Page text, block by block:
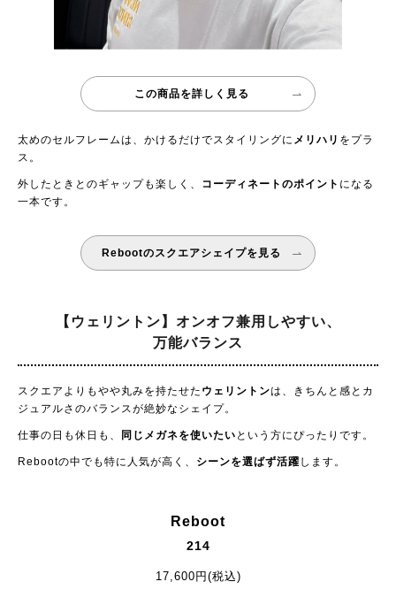
この商品を詳しく見る
太めのセルフレームは、かけるだけでスタイリングに メリハリ をプラ
ス。
外したときとのギャップも楽しく、 コーディネートのポイント になる
一本です。
Rebootのスクエアシェイプを見る
【ウェリントン】オンオフ兼用しやすい、
万能バランス
スクエアよりもやや丸みを持たせた ウェリントンは、きちんと感とカ
ジュアルさのバランスが絶妙なシェイプ。
仕事の日も休日も、 同じメガネを使いたい という方にぴったりです。
Rebootの中でも特に人気が高く、 シーンを選ばず活躍 します。
Reboot
214
17,600円(税込)